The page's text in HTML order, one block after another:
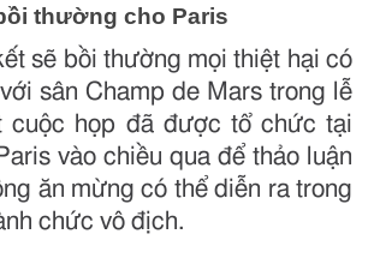
thường cho Paris
sẽ bồi thường mọi thiệt hại có
sân Champ de Mars trong lễ
cuộc họp đã được tổ chức tại
vào chiều qua để thảo luận
ăn mừng có thể diễn ra trong
chức vô địch.